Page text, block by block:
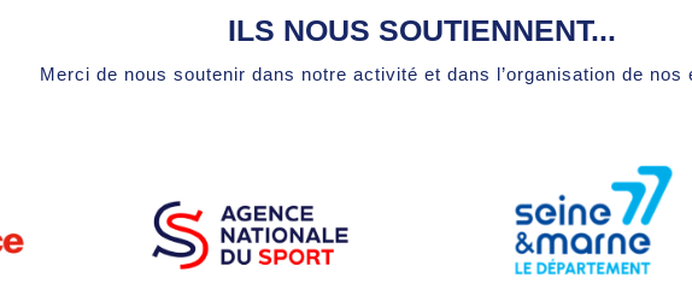
ILS NOUS SOUTIENNENT...
Merci de nous soutenir dans notre activité et dans l’organisation de nos